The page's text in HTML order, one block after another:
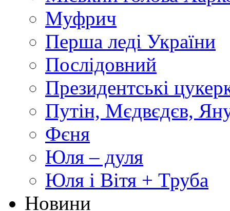
Муфрич
Перша леді України
Послідовний
Президентські
Путін, Мєдвєдєв,
Фєня
Юля – дуля
Юля і Вітя + Труба
Новини